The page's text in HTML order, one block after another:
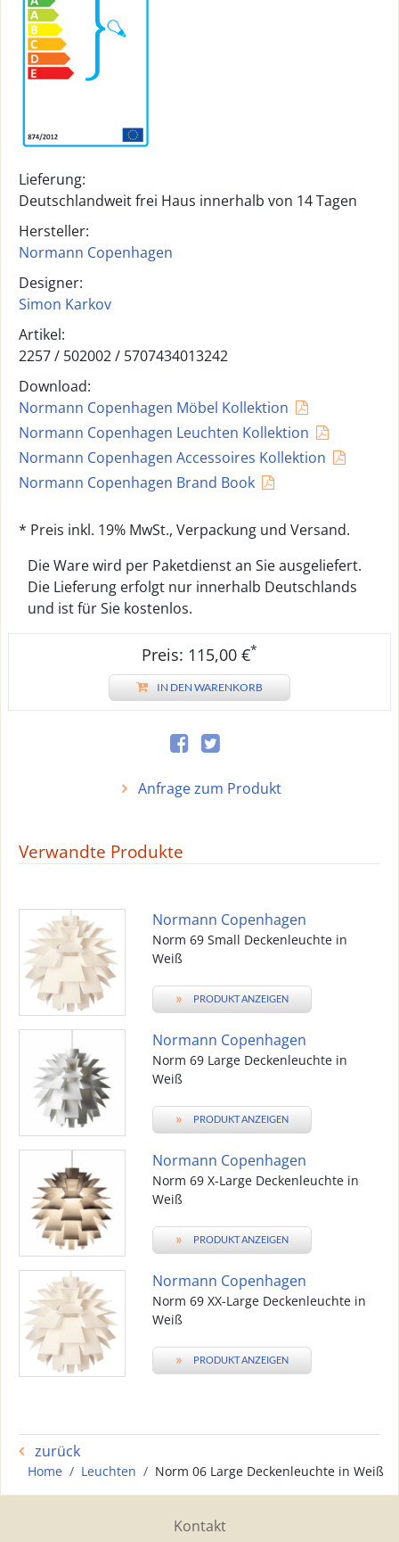
Lieferung:
Deutschlandweit frei Haus innerhalb von 14 Tagen
Hersteller:
Normann Copenhagen
Designer:
Simon Karkov
Artikel:
2257 / 502002/ 5707434013242
Download:
Normann Copenhagen Möbel Kollektion
Normann Copenhagen Leuchten Kollektion
Normann Copenhagen Accessoires Kollektion
Normann Copenhagen Brand Book
* Preis inkl. 19% MwSt., Verpackung und Versand.
Die Ware wird per Paketdienst an Sie ausgeliefert.
Die Lieferung erfolgt nur innerhalb Deutschlands
und ist für Sie kostenlos.
Preis: 115,00 €*
IN DEN WARENKORB
Anfrage zum Produkt
Verwandte Produkte
Normann Copenhagen
Norm 69 Small Deckenleuchte in
Weiß
» PRODUKT ANZEIGEN
Normann Copenhagen
Norm 69 Large Deckenleuchte in
Weiß
» PRODUKT ANZEIGEN
Normann Copenhagen
Norm 69 X-Large Deckenleuchte in
Weiß
» PRODUKT ANZEIGEN
Normann Copenhagen
Norm 69 XX-Large Deckenleuchte in
Weiß
» PRODUKT ANZEIGEN
zurück
Home Leuchten Norm 06 Large Deckenleuchte in Weiß
Kontakt